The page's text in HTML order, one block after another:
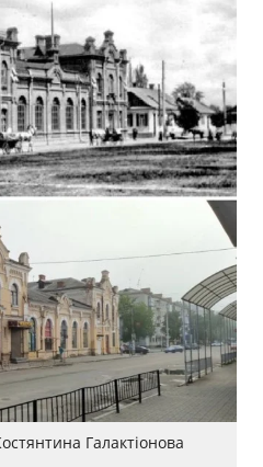
Галактіонова